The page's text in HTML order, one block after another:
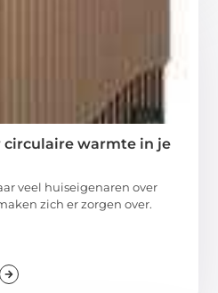
circulaire warmte in je
veel huiseigenaren over
zich er zorgen over.